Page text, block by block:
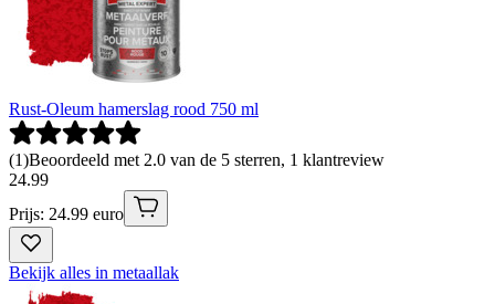
Rust-Oleum hamerslag rood 750 ml
(1)Beoordeeld met 2.0 van de 5 sterren, 1 klantreview
24.99
Prijs: 24.99 euro
Bekijk alles in metaallak